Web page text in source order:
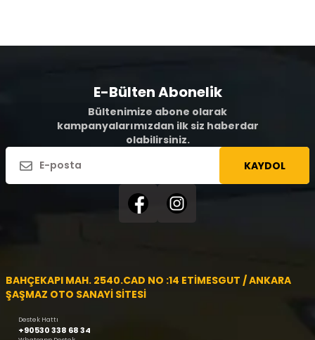
E-Bülten Abonelik
Bültenimize abone olarak
kampanyalarımızdan ilk siz haberdar
olabilirsiniz.
KAYDOL
BAHÇEKAPI MAH. 2540.CAD NO :14 ETİMESGUT / ANKARA
ŞAŞMAZ OTO SANAYİ SİTESİ
Destek Hattı
+90530 338 68 34